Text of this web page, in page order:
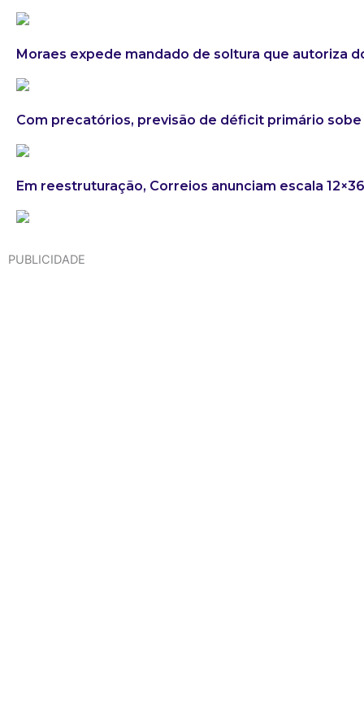
Moraes expede mandado de soltura que autoriza
Com precatórios, previsão de déficit primário sobe
Em reestruturação, Correios anunciam escala
PUBLICIDADE